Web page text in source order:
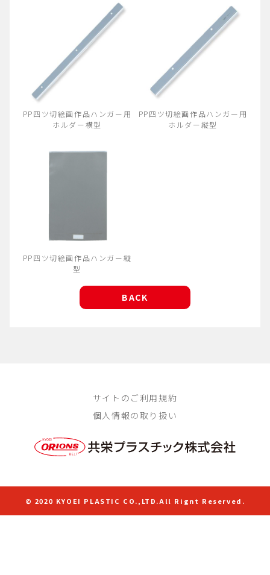
PP四ツ切絵画作品ハンガー用
ホルダー横型
PP四ツ切絵画作品ハンガー用
ホルダー縦型
PP四ツ切絵画作品ハンガー縦
型
BACK
サイトのご利用規約
個人情報の取り扱い
© 2020 KYOEI PLASTIC CO.,LTD.All Rignt Reserved.